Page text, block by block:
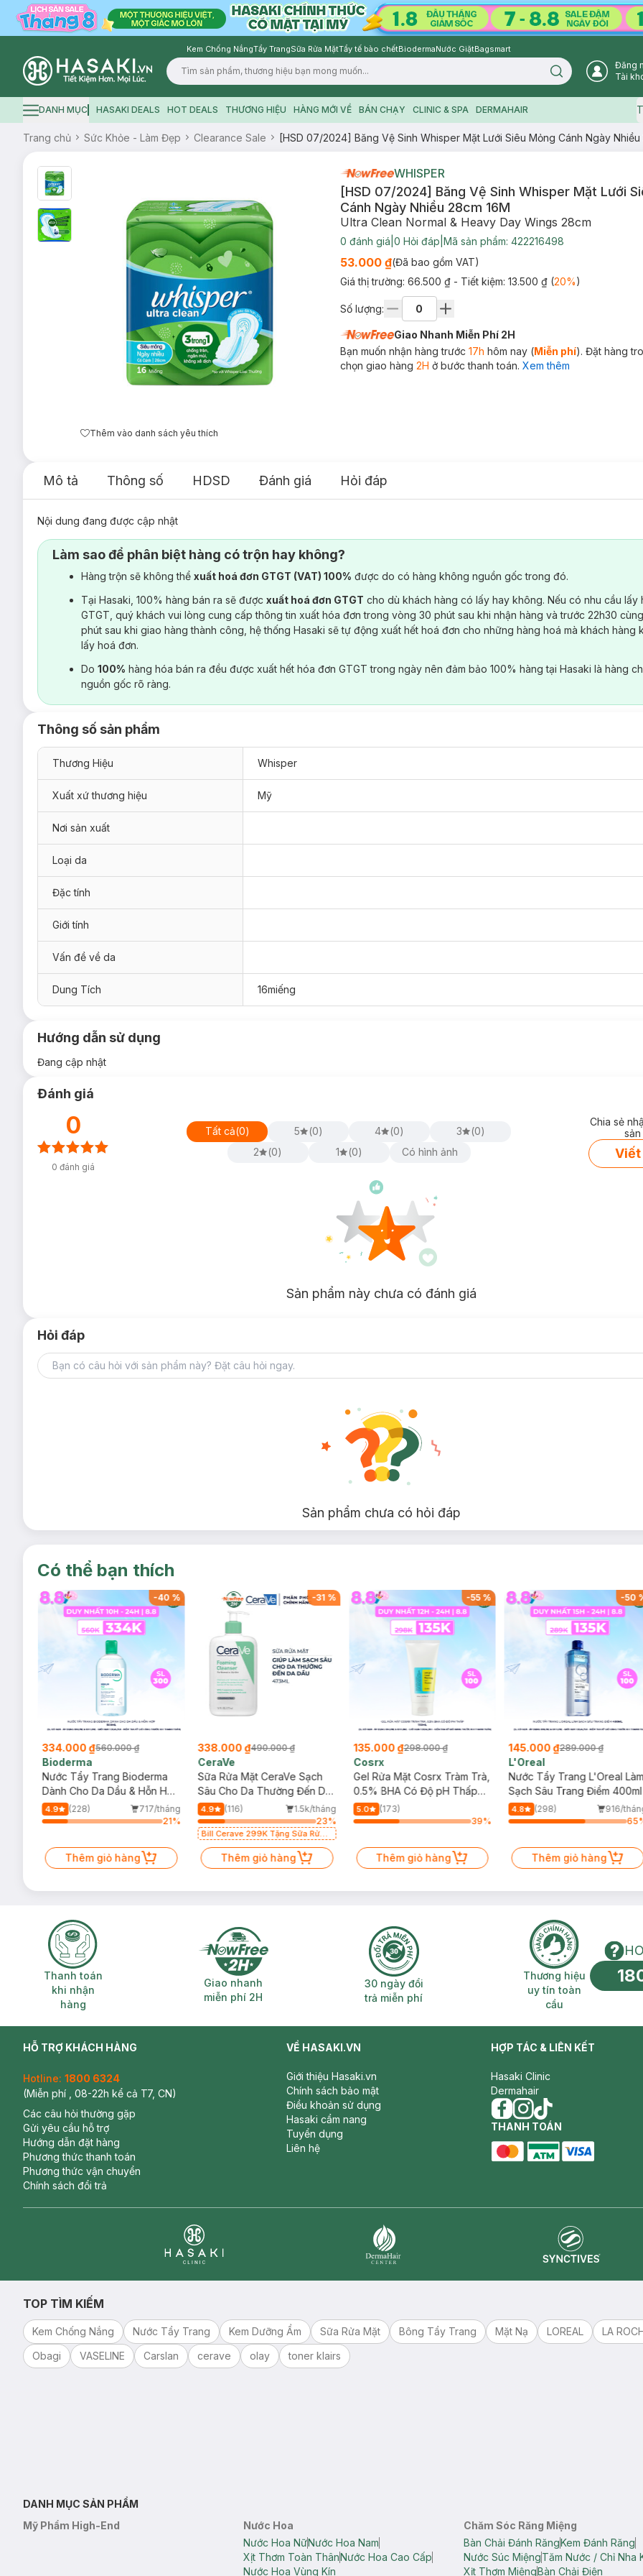
Kem Chống NắngTẩy TrangSữa Rửa MặtTẩy tế bào chếtBiodermaNước GiặtBagsmart
Logo
Search icon
Đăng
Tài
Hamburger icon
DANH MỤC HASAKI DEALS HOT DEALS THƯƠNG HIỆU HÀNG MỚI VỀ BÁN CHẠY CLINIC & SPA DERMAHAIR
Trang chủ Sức Khỏe - Làm Đẹp Clearance Sale [HSD 07/2024] Băng Vệ Sinh Whisper Mặt Lưới Siêu Mỏng Cánh Ngày Nhiều
Thêm vào danh sách yêu thích
WHISPER
[HSD 07/2024] Băng Vệ Sinh Whisper Mặt Lưới
Cánh Ngày Nhiều 28cm 16M
Ultra Clean Normal & Heavy Day Wings 28cm
0 đánh giá 0 Hỏi đáp Mã sản phẩm: 422216498
53.000 ₫(Đã bao gồm VAT)
Giá thị trường: 66.500 ₫ - Tiết kiệm: 13.500 ₫(20%)
Số lượng:
Giao Nhanh Miễn Phí 2H
Bạn muốn nhận hàng trước 17h hôm nay (Miễn phí). Đặt hàng
chọn giao hàng 2H ở bước thanh toán. Xem thêm
Mô tả Thông số HDSD Đánh giá Hỏi đáp
Nội dung đang được cập nhật
Làm sao để phân biệt hàng có trộn hay không?
Hàng trộn sẽ không thể xuất hoá đơn GTGT (VAT) 100% được do có hàng không nguồn gốc trong đó.
Tại Hasaki, 100% hàng bán ra sẽ được xuất hoá đơn GTGT cho dù khách hàng có lấy hay không. Nếu có nhu cầu lấy
GTGT, quý khách vui lòng cung cấp thông tin xuất hóa đơn trong vòng 30 phút sau khi nhận hàng và trước 22h30
phút sau khi giao hàng thành công, hệ thống Hasaki sẽ tự động xuất hết hoá đơn cho những hàng hoá mà khách hàng
lấy hoá đơn.
Do 100% hàng hóa bán ra đều được xuất hết hóa đơn GTGT trong ngày nên đảm bảo 100% hàng tại Hasaki là hàng
nguồn gốc rõ ràng.
Thông số sản phẩm
Thương Hiệu Whisper
Xuất xứ thương hiệu Mỹ
Nơi sản xuất
Loại da
Đặc tính
Giới tính
Vấn đề về da
Dung Tích 16miếng
Hướng dẫn sử dụng
Đang cập nhật
Đánh giá
0
0 đánh giá
Tất cả(0) 5 (0) 4 (0) 3 (0)
2
(0) 1 (0) Có hình ảnh
Chia sẻ
Viết
Sản phẩm này chưa có đánh giá
Hỏi đáp
Sản phẩm chưa có hỏi đáp
Có thể bạn thích
-40 %
334.000 ₫560.000 ₫
Bioderma
Nước Tẩy Trang Bioderma
Dành Cho Da Dầu & Hỗn Hợp
500ml
4.9 (228)
717/tháng
21%
Thêm giỏ hàng
-31 %
338.000 ₫490.000 ₫
CeraVe
Sữa Rửa Mặt CeraVe Sạch
Sâu Cho Da Thường Đến Da
Dầu 473ml
4.9 (116)
1.5k/tháng
23%
Bill Cerave 299K Tặng Sữa Rửa
Mặt Cerave 30ml (SL có hạn)
Thêm giỏ hàng
-55%
135.000 ₫298.000 ₫
Cosrx
Gel Rửa Mặt Cosrx Tràm Trà,
0.5% BHA Có Độ pH Thấp
150ml
5.0
(173)
39%
Thêm giỏ hàng
-50
145.000 ₫289.000 ₫
L'Oreal
Nước Tẩy Trang L'Oreal Làm
Sạch Sâu Trang Điểm 400ml
4.8 (298)
916/
65
Thêm giỏ hàng
Thanh toán khi nhận hàng
Thanh toán
khi nhận
hàng
Giao nhanh miễn phí 2H
Giao nhanh
miễn phí 2H
30 ngày đổi trả miễn phí
30 ngày đổi
trả miễn phí
Thương hiệu uy
Thương hiệu
uy tín toàn
cầu
HỖ TRỢ KHÁCH HÀNG
Hotline: 1800 6324
(Miễn phí , 08-22h kể cả T7, CN)
Các câu hỏi thường gặp
Gửi yêu cầu hỗ trợ
Hướng dẫn đặt hàng
Phương thức thanh toán
Phương thức vận chuyển
Chính sách đổi trả
VỀ HASAKI.VN
Giới thiệu Hasaki.vn
Chính sách bảo mật
Điều khoản sử dụng
Hasaki cẩm nang
Tuyển dụng
Liên hệ
HỢP TÁC & LIÊN KẾT
Hasaki Clinic
Dermahair
facebook
instagram
tiktok
THANH TOÁN
TOP TÌM KIẾM
Kem Chống Nắng Nước Tẩy Trang Kem Dưỡng Ẩm Sữa Rửa Mặt Bông Tẩy Trang Mặt Nạ LOREAL LA
Obagi
VASELINE Carslan cerave olay toner klairs
DANH MỤC SẢN PHẨM
Mỹ Phẩm High-End
Nước Hoa
Nước Hoa NữNước Hoa Nam
Xịt Thơm Toàn ThânNước Hoa Cao Cấp
Nước Hoa Vùng Kín
Chăm Sóc Răng Miệng
Bàn Chải Đánh RăngKem Đánh Răng
Nước Súc MiệngTăm Nước / Chỉ Nha
Xịt Thơm MiệngBàn Chải Điện